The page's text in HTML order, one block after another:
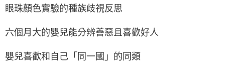
眼珠顏色實驗的種族歧視反思
六個月大的嬰兒能分辨善惡且喜歡好人
嬰兒喜歡和自己「同一國」的同類